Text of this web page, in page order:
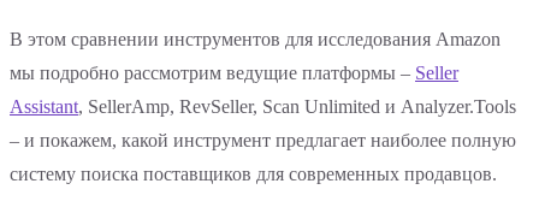
В этом сравнении инструментов для исследования Amazon
мы подробно рассмотрим ведущие платформы – Seller
Assistant, SellerAmp, RevSeller, Scan Unlimited и Analyzer.Tools
– и покажем, какой инструмент предлагает наиболее полную
систему поиска поставщиков для современных продавцов.